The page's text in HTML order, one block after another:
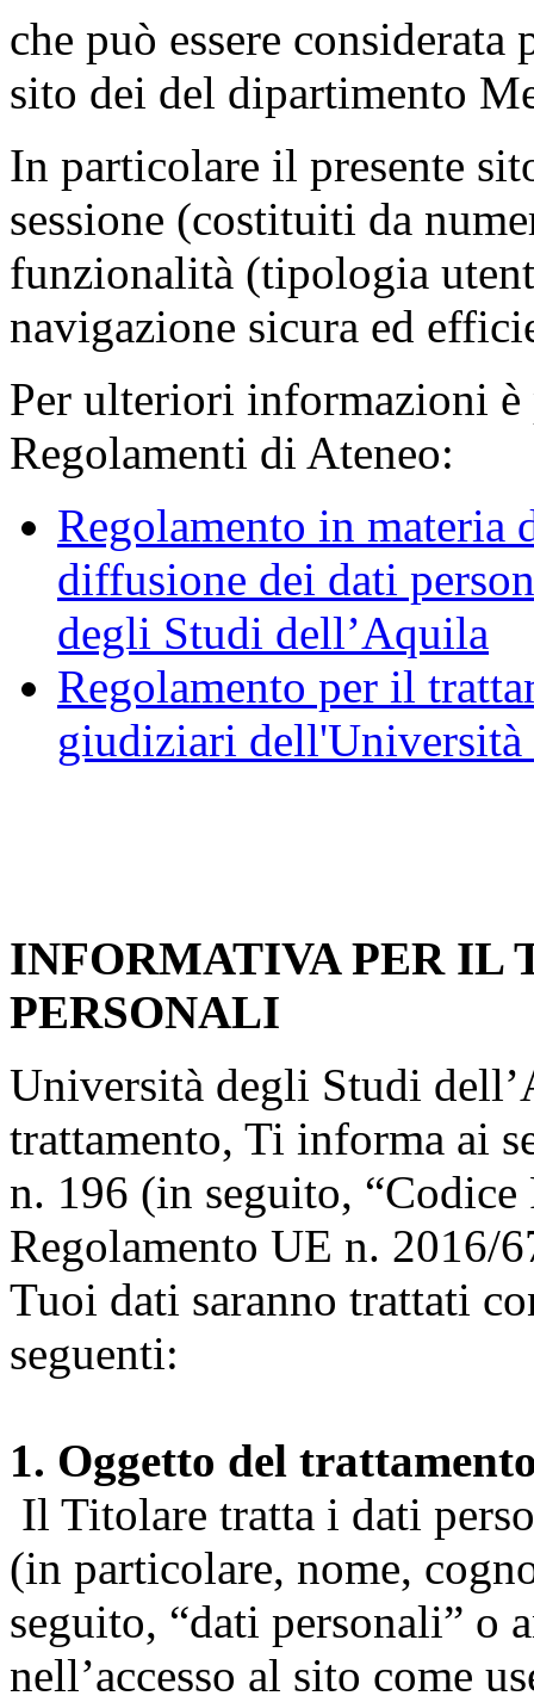
che può essere
sito dei del dipartimento
In particolare il presente
sessione (costituiti da
funzionalità (tipologia
navigazione sicura ed
Per ulteriori informazioni è
Regolamenti di Ateneo:
Regolamento in materia
diffusione dei dati
degli Studi dell’Aquila
Regolamento per il
giudiziari
INFORMATIVA PER IL
PERSONALI
Università degli Studi
trattamento, Ti informa ai
n. 196 (in seguito, “Codice
Regolamento UE n. 2016/
Tuoi dati saranno trattati
seguenti:
1. Oggetto del
Il Titolare tratta i dati
(in particolare, nome,
seguito, “dati personali” o
nell’accesso al sito come